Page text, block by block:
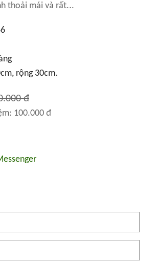
thoải mái và rất...
rộng 30cm.
đ
100.000 đ